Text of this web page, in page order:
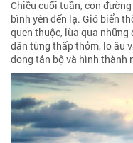
Chiều cuối tuần, con
bình yên đến lạ. Gió biển
quen thuộc, lùa qua những
dân từng thấp thỏm, lo âu
dong tản bộ và hình thành